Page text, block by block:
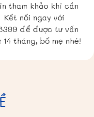
tham khảo khi cần
Kết nối ngay với
để được tư vấn
tháng, bố mẹ nhé!